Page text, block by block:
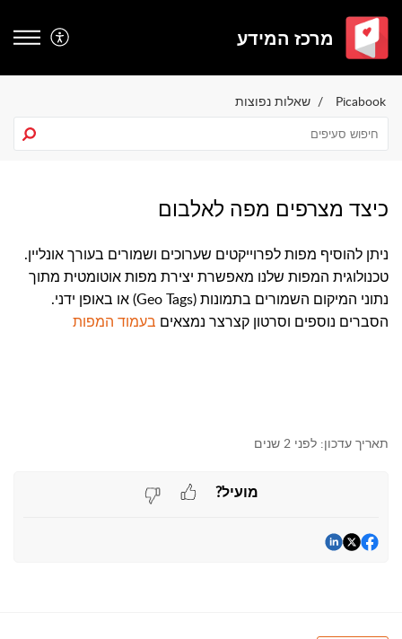
מרכז המידע
Picabook שאלות נפוצות
כיצד מצרפים מפה לאלבום
ניתן להוסיף מפות לפרוייקטים שערוכים ושמורים בעורך אונליין.
טכנולוגית המפות שלנו מאפשרת יצירת מפות אוטומטית מתוך
נתוני המיקום השמורים בתמונות (Geo Tags) או באופן ידני.
הסברים נוספים וסרטון קצרצר נמצאים בעמוד המפות
תאריך עדכון: לפני 2 שנים
מועיל?